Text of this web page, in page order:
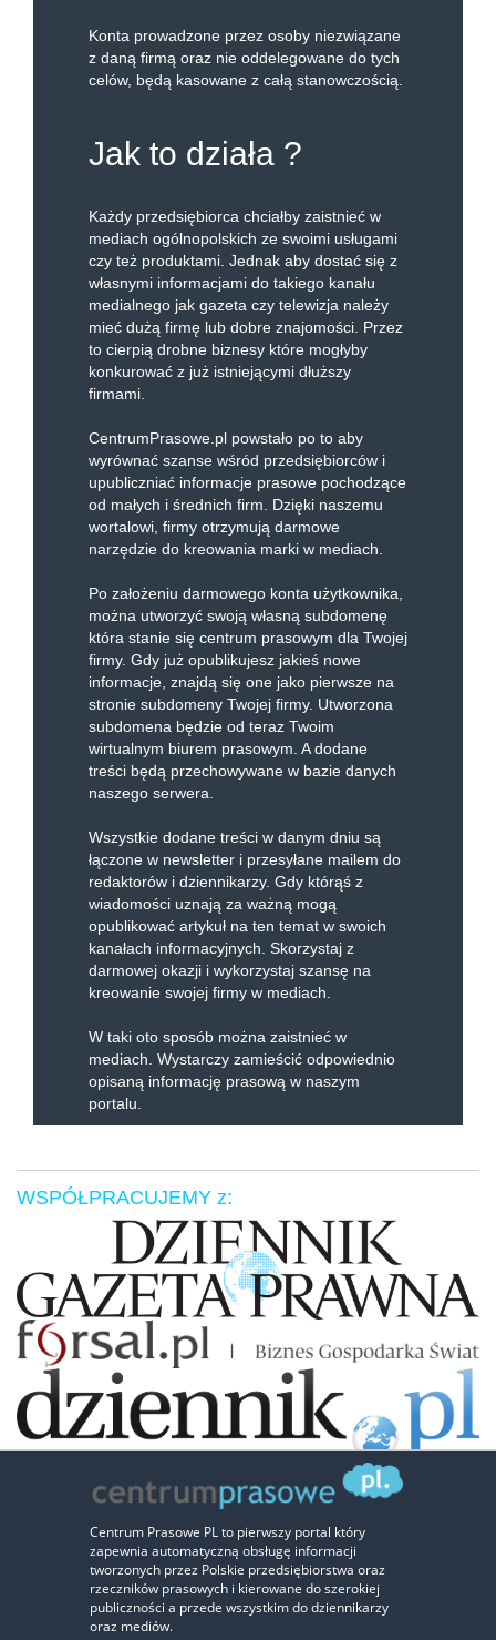
Konta prowadzone przez osoby niezwiązane
z daną firmą oraz nie oddelegowane do tych
celów, będą kasowane z całą stanowczością.
Jak to działa ?
Każdy przedsiębiorca chciałby zaistnieć w
mediach ogólnopolskich ze swoimi usługami
czy też produktami. Jednak aby dostać się z
własnymi informacjami do takiego kanału
medialnego jak gazeta czy telewizja należy
mieć dużą firmę lub dobre znajomości. Przez
to cierpią drobne biznesy które mogłyby
konkurować z już istniejącymi dłuższy
firmami.
CentrumPrasowe.pl powstało po to aby
wyrównać szanse wśród przedsiębiorców i
upubliczniać informacje prasowe pochodzące
od małych i średnich firm. Dzięki naszemu
wortalowi, firmy otrzymują darmowe
narzędzie do kreowania marki w mediach.
Po założeniu darmowego konta użytkownika,
można utworzyć swoją własną subdomenę
która stanie się centrum prasowym dla Twojej
firmy. Gdy już opublikujesz jakieś nowe
informacje, znajdą się one jako pierwsze na
stronie subdomeny Twojej firmy. Utworzona
subdomena będzie od teraz Twoim
wirtualnym biurem prasowym. A dodane
treści będą przechowywane w bazie danych
naszego serwera.
Wszystkie dodane treści w danym dniu są
łączone w newsletter i przesyłane mailem do
redaktorów i dziennikarzy. Gdy którąś z
wiadomości uznają za ważną mogą
opublikować artykuł na ten temat w swoich
kanałach informacyjnych. Skorzystaj z
darmowej okazji i wykorzystaj szansę na
kreowanie swojej firmy w mediach.
W taki oto sposób można zaistnieć w
mediach. Wystarczy zamieścić odpowiednio
opisaną informację prasową w naszym
portalu.
WSPÓŁPRACUJEMY z:
Zaufali nam:
Centrum Prasowe PL to pierwszy portal który
zapewnia automatyczną obsługę informacji
tworzonych przez Polskie przedsiębiorstwa oraz
rzeczników prasowych i kierowane do szerokiej
publiczności a przede wszystkim do dziennikarzy
oraz mediów.